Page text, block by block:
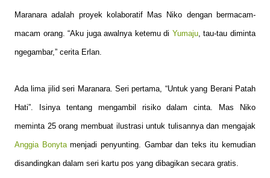
Maranara adalah proyek kolaboratif Mas Niko dengan bermacam-
macam orang. “Aku juga awalnya ketemu di Yumaju, tau-tau diminta
ngegambar,” cerita Erlan.
Ada lima jilid seri Maranara. Seri pertama, “Untuk yang Berani Patah
Hati”. Isinya tentang mengambil risiko dalam cinta. Mas Niko
meminta 25 orang membuat ilustrasi untuk tulisannya dan mengajak
Anggia Bonytamenjadi penyunting. Gambar dan teks itu kemudian
disandingkan dalam seri kartu pos yang dibagikan secara gratis.